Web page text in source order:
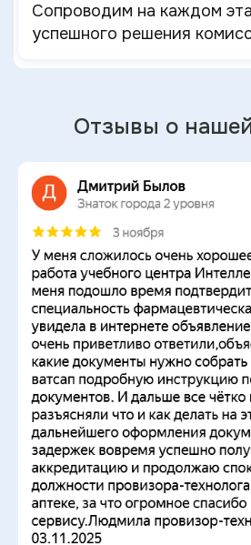
Сопроводим на каждом
успешного решения
Отзывы о